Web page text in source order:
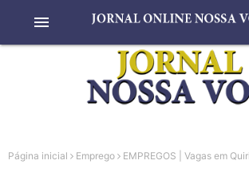
menu
Página inicial Emprego EMPREGOS | Vagas em